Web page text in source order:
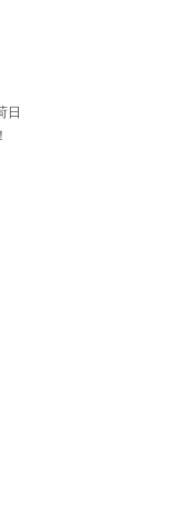
日